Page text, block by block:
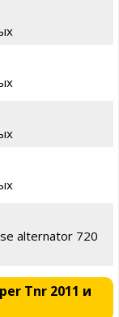
alternator 720
Tnr 2011 и